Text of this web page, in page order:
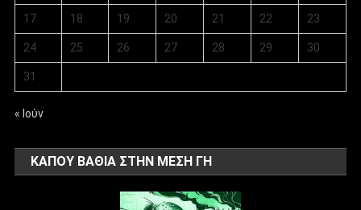
17 18 19 20 21 22 23
24 25 26 27 28 29 30
31
« Ιούν
ΚΑΠΟΥ ΒΑΘΙΑ ΣΤΗΝ ΜΕΣΗ ΓΗ